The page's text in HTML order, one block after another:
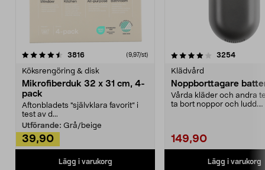
3816recensioner (9,97/st)
Köksrengöring & disk
Mikrofiberduk 32 x 31 cm, 4-
pack
Aftonbladets "självklara favorit” i
test av d...
Utförande: Grå/beige
39,90
Lägg i varukorg
4.0av 5 stjärnor 3254
Klädvård
Noppborttagare
Vårda kläder och andra
ta bort noppor och ludd.
149,90
Lägg i varukorg
4.5av 5 stjärnor